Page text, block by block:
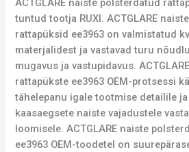
ACTGLARE naiste polsterdatud
tuntud tootja RUXI. ACTGLARE
rattapüksid ee3963 on valmistatud
materjalidest ja vastavad turu
mugavus ja vastupidavus.
rattapükste ee3963 OEM-protsessi
tähelepanu igale tootmise detailile
kaasaegsete naiste vajadustele
loomisele. ACTGLARE naiste
ee3963 OEM-toodetel on